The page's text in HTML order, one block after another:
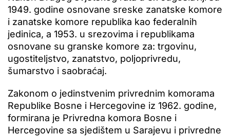
1949. godine osnovane sreske zanatske komore
i zanatske komore republika kao federalnih
jedinica, a 1953. u srezovima i republikama
osnovane su granske komore za: trgovinu,
ugostiteljstvo, zanatstvo, poljoprivredu,
šumarstvo i saobraćaj.
Zakonom o jedinstvenim privrednim komorama
Republike Bosne i Hercegovine iz 1962. godine,
formirana je Privredna komora Bosne i
Hercegovine sa sjedištem u Sarajevu i privredne